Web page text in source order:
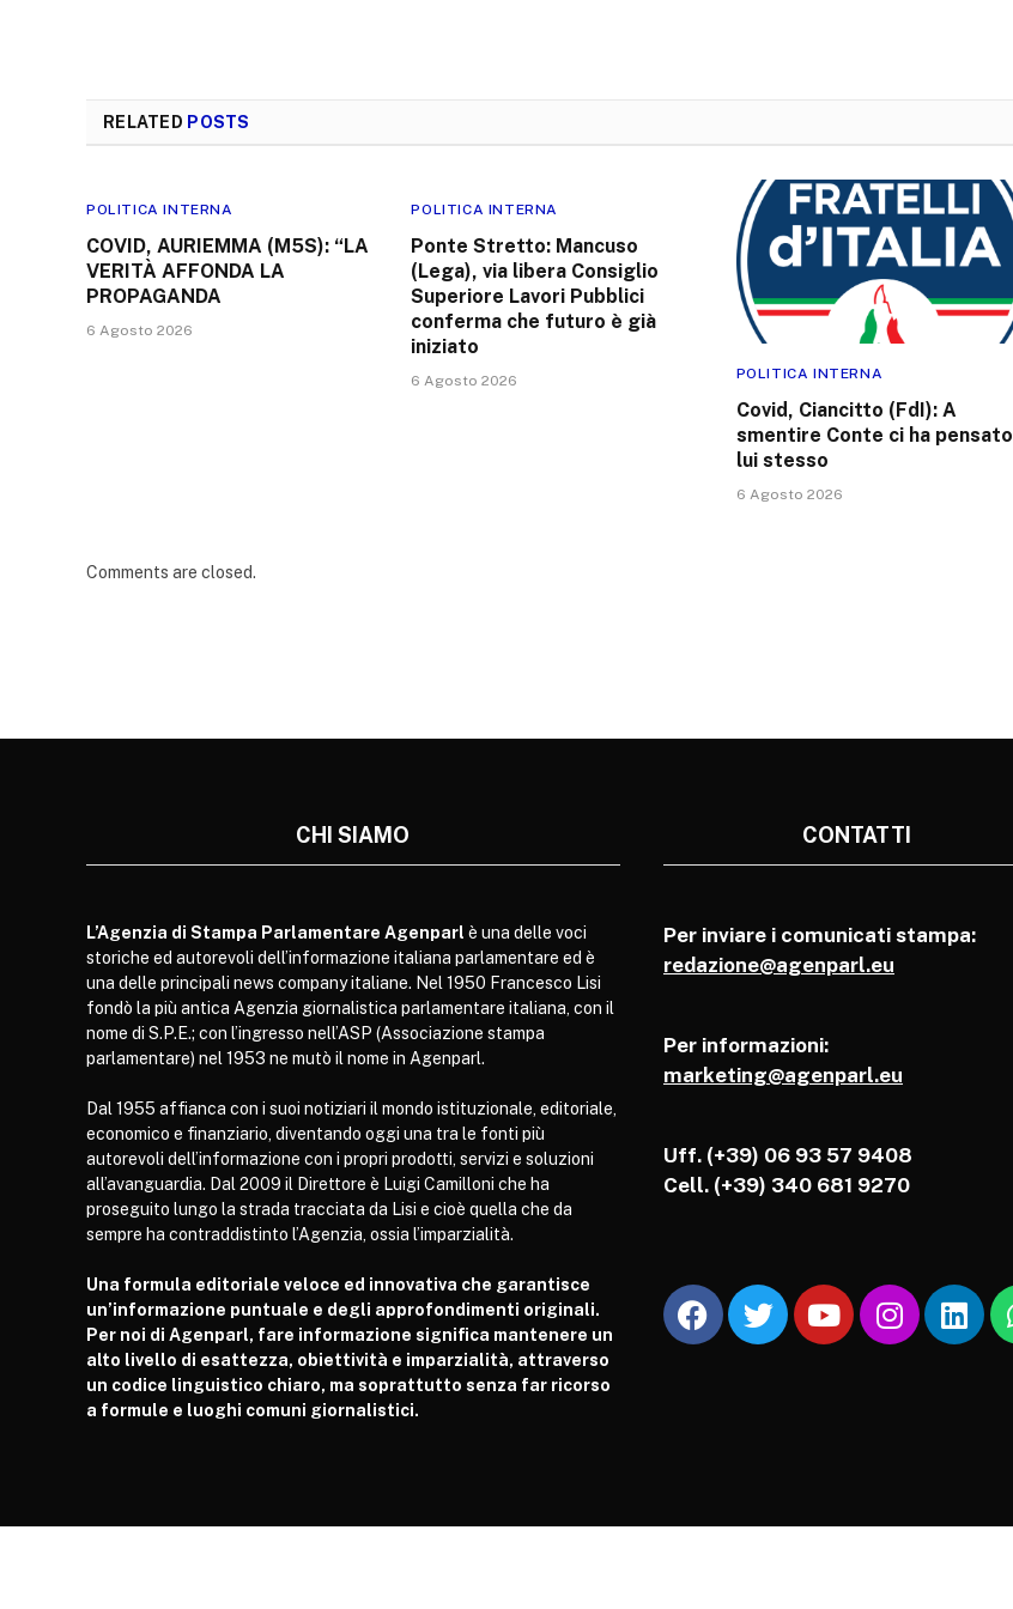
RELATED POSTS
POLITICA INTERNA
COVID, AURIEMMA (M5S): “LA
VERITÀ AFFONDA LA
PROPAGANDA
6 Agosto 2026
POLITICA INTERNA
Ponte Stretto: Mancuso
(Lega), via libera Consiglio
Superiore Lavori Pubblici
conferma che futuro è già
iniziato
6 Agosto 2026 POLITICA INTERNA
Covid, Ciancitto (FdI): A
smentire Conte ci ha pensato
lui stesso
6 Agosto 2026
Comments are closed.
CHI SIAMO
L’Agenzia di Stampa Parlamentare Agenparl è una delle voci
storiche ed autorevoli dell’informazione italiana parlamentare ed è
una delle principali news company italiane. Nel 1950 Francesco Lisi
fondò la più antica Agenzia giornalistica parlamentare italiana, con il
nome di S.P.E.; con l’ingresso nell’ASP (Associazione stampa
parlamentare) nel 1953 ne mutò il nome in Agenparl.
Dal 1955 affianca con i suoi notiziari il mondo istituzionale, editoriale,
economico e finanziario, diventando oggi una tra le fonti più
autorevoli dell’informazione con i propri prodotti, servizi e soluzioni
all’avanguardia. Dal 2009 il Direttore è Luigi Camilloni che ha
proseguito lungo la strada tracciata da Lisi e cioè quella che da
sempre ha contraddistinto l’Agenzia, ossia l’imparzialità.
Una formula editoriale veloce ed innovativa che garantisce
un’informazione puntuale e degli approfondimenti originali.
Per noi di Agenparl, fare informazione significa mantenere un
alto livello di esattezza, obiettività e imparzialità, attraverso
un codice linguistico chiaro, ma soprattutto senza far ricorso
a formule e luoghi comuni giornalistici.
CONTATTI
Per inviare i comunicati stampa:
redazione@agenparl.eu
Per informazioni:
marketing@agenparl.eu
Uff. (+39) 06 93 57 9408
Cell. (+39) 340 681 9270